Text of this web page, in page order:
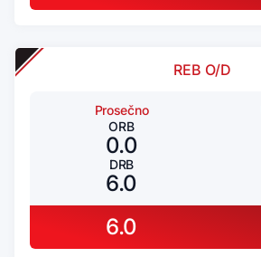
REB O/D
Prosečno
ORB
0.0
DRB
6.0
6.0